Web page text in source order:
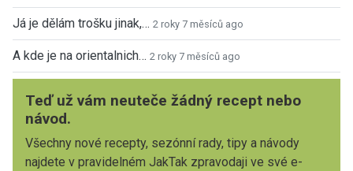
Já je dělám trošku jinak,… 2 roky 7 měsíců ago
A kde je na orientalnich… 2 roky 7 měsíců ago
Teď už vám neuteče žádný recept nebo
návod.
Všechny nové recepty, sezónní rady, tipy a návody
najdete v pravidelném JakTak zpravodaji ve své e-